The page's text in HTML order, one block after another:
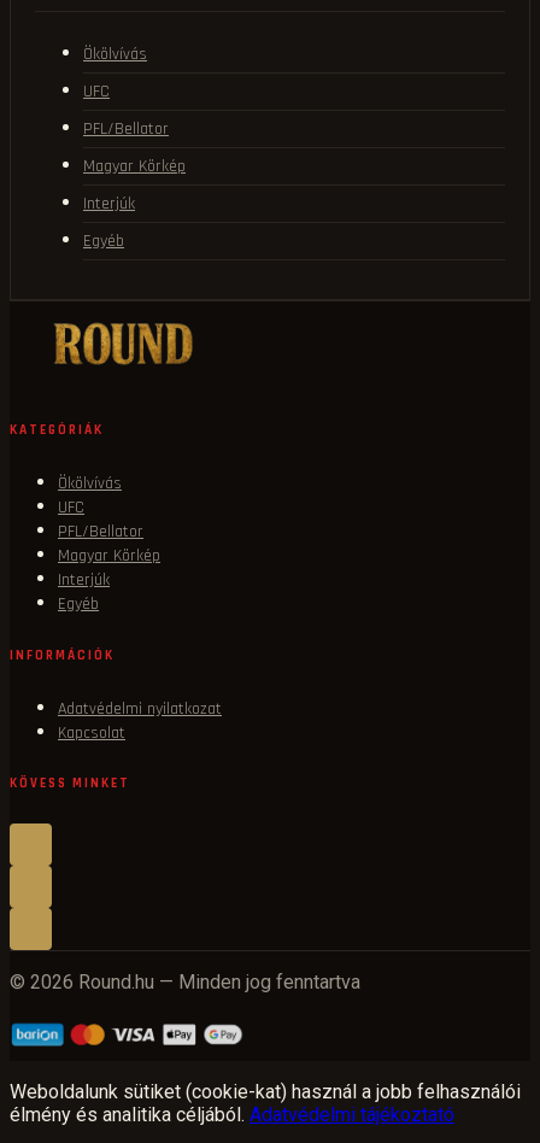
Ökölvívás
UFC
PFL/Bellator
Magyar Körkép
Interjúk
Egyéb
KATEGÓRIÁK
Ökölvívás
UFC
PFL/Bellator
Magyar Körkép
Interjúk
Egyéb
INFORMÁCIÓK
Adatvédelmi nyilatkozat
Kapcsolat
KÖVESS MINKET
© 2026 Round.hu — Minden jog fenntartva
Weboldalunk sütiket (cookie-kat) használ a jobb felhasználói
élmény és analitika céljából. Adatvédelmi tájékoztató